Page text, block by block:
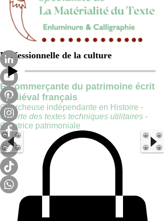
Professionnelle de la culture
E-commerçante du patrimoine écrit
médiéval français
Chercheuse indépendante en Histoire -
experte des textes techniques utilitaires -
Créatrice patrimoniale